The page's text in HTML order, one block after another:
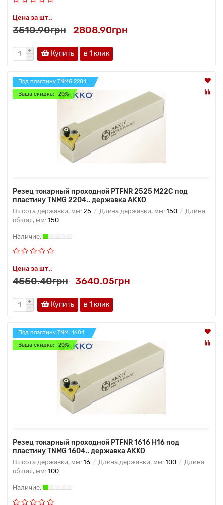
Цена за шт.:
3510.90грн 2808.90грн
Купить в 1 клик
Под пластину TNMG 2204..
Ваша скидка: -20%
Резец токарный проходной PTFNR 2525 M22C под
пластину TNMG 2204.. державка AKKO
Высота державки, мм: 25 Длина державки, мм: 150
Длина
общая, мм: 150
Цена за шт.:
4550.40грн 3640.05грн
Купить в 1 клик
Под пластину TNM. 1604..
Ваша скидка: -20%
Резец токарный проходной PTFNR 1616 H16 под
пластину TNMG 1604.. державка AKKO
Высота державки, мм: 16 Длина державки, мм: 100
Длина
общая, мм: 100